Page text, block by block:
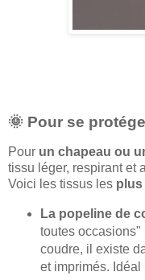
🌞 Pour se
Pour un chapeau ou
tissu léger, respirant et
Voici les tissus les plus
La popeline de
toutes occasions"
coudre, il existe
et imprimés. Idéal